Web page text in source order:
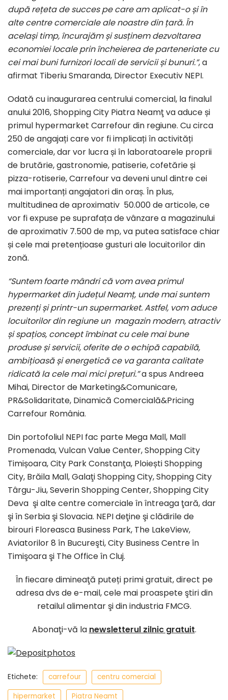
după rețeta de succes pe care am aplicat-o și în
alte centre comerciale ale noastre din țară. În
același timp, încurajăm și susținem dezvoltarea
economiei locale prin încheierea de parteneriate cu
cei mai buni furnizori locali de servicii și bunuri.”, a
afirmat Tiberiu Smaranda, Director Executiv NEPI.
Odată cu inaugurarea centrului comercial, la finalul
anului 2016, Shopping City Piatra Neamţ va aduce și
primul hypermarket Carrefour din regiune. Cu circa
250 de angajați care vor fi implicați în activități
comerciale, dar vor lucra și în laboratoarele proprii
de brutărie, gastronomie, patiserie, cofetărie și
pizza-rotiserie, Carrefour va deveni unul dintre cei
mai importanți angajatori din oraș. În plus,
multitudinea de aproximativ 50.000 de articole, ce
vor fi expuse pe suprafața de vânzare a magazinului
de aproximativ 7.500 de mp, va putea satisface chiar
și cele mai pretențioase gusturi ale locuitorilor din
zonă.
“Suntem foarte mândri că vom avea primul
hypermarket din județul Neamț, unde mai suntem
prezenți și printr-un supermarket. Astfel, vom aduce
locuitorilor din regiune un magazin modern, atractiv
și spațios, concept îmbinat cu cele mai bune
produse și servicii, oferite de o echipă capabilă,
ambițioasă și energetică ce va garanta calitate
ridicată la cele mai mici prețuri.”a spus Andreea
Mihai, Director de Marketing&Comunicare,
PR&Solidaritate, Dinamică Comercială&Pricing
Carrefour România.
Din portofoliul NEPI fac parte Mega Mall, Mall
Promenada, Vulcan Value Center, Shopping City
Timișoara, City Park Constanţa, Ploiești Shopping
City, Brăila Mall, Galaţi Shopping City, Shopping City
Târgu-Jiu, Severin Shopping Center, Shopping City
Deva şi alte centre comerciale în întreaga ţară, dar
şi în Serbia şi Slovacia. NEPI deţine şi clădirile de
birouri Floreasca Business Park, The LakeView,
Aviatorilor 8 în Bucureşti, City Business Centre în
Timişoara şi The Office în Cluj.
În fiecare dimineaţă puteți primi gratuit, direct pe
adresa dvs de e-mail, cele mai proaspete ştiri din
retailul alimentar şi din industria FMCG.
Abonaţi-vă la newsletterul zilnic gratuit.
Etichete: carrefour
centru comercial
hipermarket
Piatra Neamt